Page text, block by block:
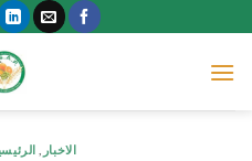
to
content
الاخبار